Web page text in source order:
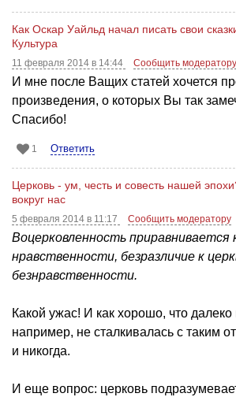
Как Оскар Уайльд начал писать свои
Культура
11 февраля 2014 в 14:44 Сообщить модератору
И мне после Ващих статей хочется
произведения, о которых Вы так
Спасибо!
1 Ответить
Церковь - ум, честь и совесть нашей
вокруг нас
5 февраля 2014 в 11:17 Сообщить модератору
Воцерковленность приравнивается
нравственности, безразличие к
безнравственности.
Какой ужас! И как хорошо, что далеко
например, не сталкивалась с таким
и никогда.
И еще вопрос: церковь